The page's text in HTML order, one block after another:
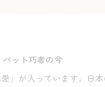
パット巧者の今
」が入っています。日